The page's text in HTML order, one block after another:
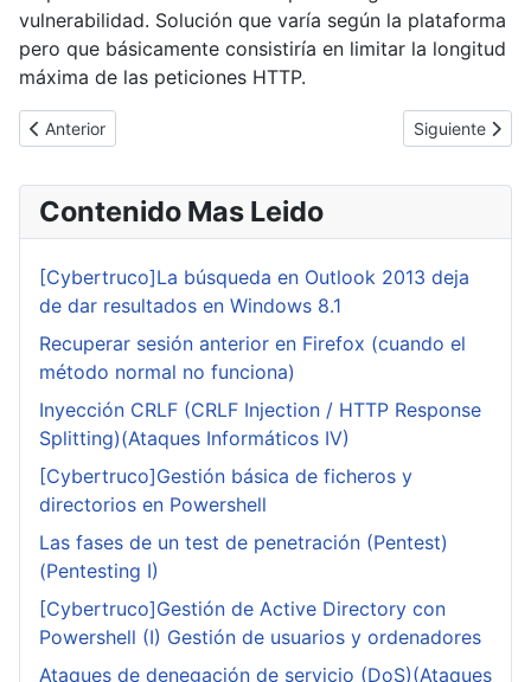
vulnerabilidad. Solución que varía según la plataforma
pero que básicamente consistiría en limitar la longitud
máxima de las peticiones HTTP.
Artículo anterior: La iniciativa Trustworthy Computing
Anterior Artículo
Siguiente
Contenido Mas Leido
[Cybertruco]La búsqueda en Outlook 2013 deja
de dar resultados en Windows 8.1
Recuperar sesión anterior en Firefox (cuando el
método normal no funciona)
Inyección CRLF (CRLF Injection / HTTP Response
Splitting)(Ataques Informáticos IV)
[Cybertruco]Gestión básica de ficheros y
directorios en Powershell
Las fases de un test de penetración (Pentest)
(Pentesting I)
[Cybertruco]Gestión de Active Directory con
Powershell (I) Gestión de usuarios y ordenadores
Ataques de denegación de servicio (DoS)(Ataques